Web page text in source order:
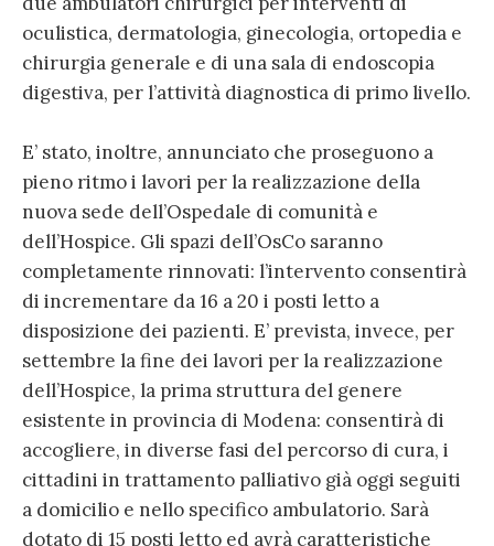
oculistica, dermatologia, ginecologia, ortopedia e
chirurgia generale e di una sala di endoscopia
digestiva, per l’attività diagnostica di primo livello.
E’ stato, inoltre, annunciato che proseguono a
pieno ritmo i lavori per la realizzazione della
nuova sede dell’Ospedale di comunità e
dell’Hospice. Gli spazi dell’OsCo saranno
completamente rinnovati: l’intervento consentirà
di incrementare da 16 a 20 i posti letto a
disposizione dei pazienti. E’ prevista, invece, per
settembre la fine dei lavori per la realizzazione
dell’Hospice, la prima struttura del genere
esistente in provincia di Modena: consentirà di
accogliere, in diverse fasi del percorso di cura, i
cittadini in trattamento palliativo già oggi seguiti
a domicilio e nello specifico ambulatorio. Sarà
dotato di 15 posti letto ed avrà caratteristiche